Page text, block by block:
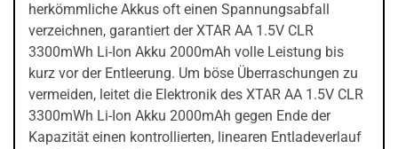
herkömmliche Akkus oft einen Spannungsabfall
verzeichnen, garantiert der XTAR AA 1.5V CLR
3300mWh Li-Ion Akku 2000mAh volle Leistung bis
kurz vor der Entleerung. Um böse Überraschungen zu
vermeiden, leitet die Elektronik des XTAR AA 1.5V CLR
3300mWh Li-Ion Akku 2000mAh gegen Ende der
Kapazität einen kontrollierten, linearen Entladeverlauf